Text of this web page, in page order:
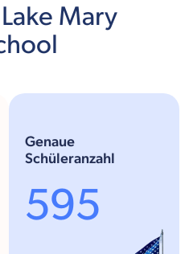
Mary
Genaue
Schüleranzahl
595